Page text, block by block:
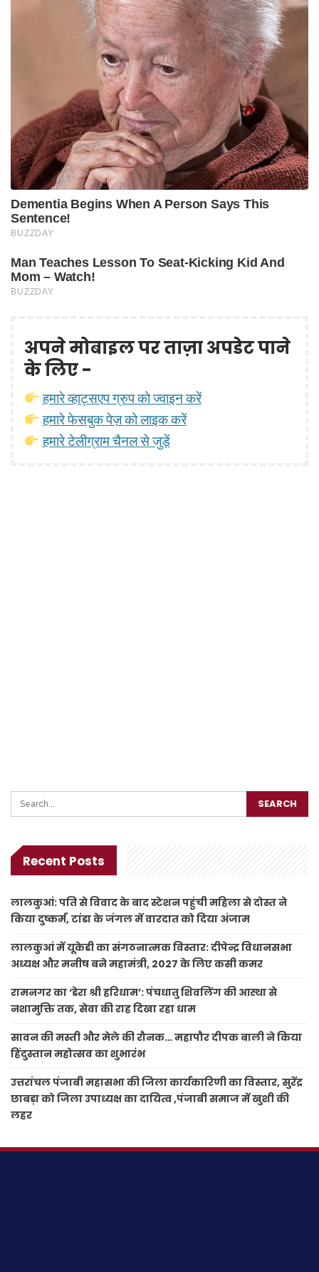
अपने मोबाइल पर ताज़ा अपडेट पाने
के लिए -
हमारे व्हाट्सएप ग्रुप को ज्वाइन करें
हमारे फेसबुक पेज़ को लाइक करें
हमारे टेलीग्राम चैनल से जुड़ें
Recent Posts
लालकुआं: पति से विवाद के बाद स्टेशन पहुंची महिला से दोस्त ने
किया दुष्कर्म, टांडा के जंगल में वारदात को दिया अंजाम
लालकुआं में यूकेडी का संगठनात्मक विस्तार: दीपेन्द्र विधानसभा
अध्यक्ष और मनीष बने महामंत्री, 2027 के लिए कसी कमर
रामनगर का ‘डेरा श्री हरिधाम’: पंचधातु शिवलिंग की आस्था से
नशामुक्ति तक, सेवा की राह दिखा रहा धाम
सावन की मस्ती और मेले की रौनक… महापौर दीपक बाली ने किया
हिंदुस्तान महोत्सव का शुभारंभ
उत्तरांचल पंजाबी महासभा की जिला कार्यकारिणी का विस्तार, सुरेंद्र
छाबड़ा को जिला उपाध्यक्ष का दायित्व ,पंजाबी समाज में खुशी की
लहर